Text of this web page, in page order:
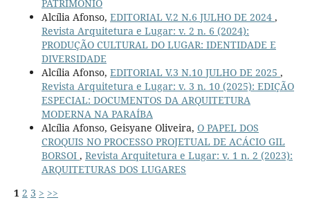
PATRIMÔNIO
Alcília Afonso, EDITORIAL V.2 N.6 JULHO DE 2024 ,
Revista Arquitetura e Lugar: v. 2 n. 6 (2024):
PRODUÇÃO CULTURAL DO LUGAR: IDENTIDADE E
DIVERSIDADE
Alcília Afonso, EDITORIAL V.3 N.10 JULHO DE 2025 ,
Revista Arquitetura e Lugar: v. 3 n. 10 (2025): EDIÇÃO
ESPECIAL: DOCUMENTOS DA ARQUITETURA
MODERNA NA PARAÍBA
Alcília Afonso, Geisyane Oliveira, O PAPEL DOS
CROQUIS NO PROCESSO PROJETUAL DE ACÁCIO GIL
BORSOI , Revista Arquitetura e Lugar: v. 1 n. 2 (2023):
ARQUITETURAS DOS LUGARES
1 2 3 > >>